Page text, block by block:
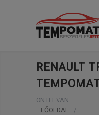
RENAULT
ÖN ITT VAN:
FŐOLDAL
/